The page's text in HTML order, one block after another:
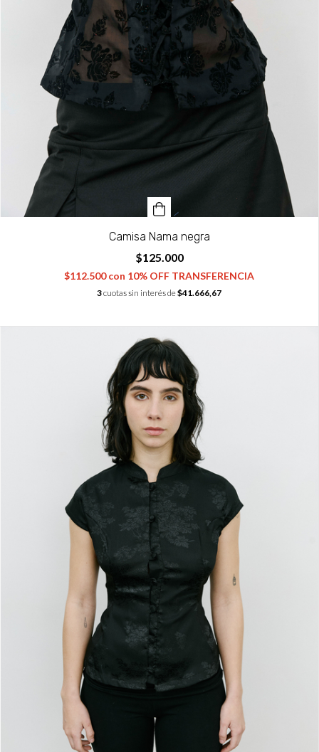
Camisa Nama negra
$125.000
$112.500con 10% OFF TRANSFERENCIA
3cuotas sin interés de$41.666,67